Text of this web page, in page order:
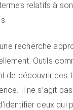
relatifs à
recherche
Outils
de découvrir ces
Il ne s’agit
ceux qui